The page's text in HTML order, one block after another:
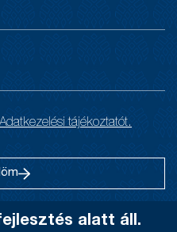
Adatkezelési tájékoztatót.
alatt áll.